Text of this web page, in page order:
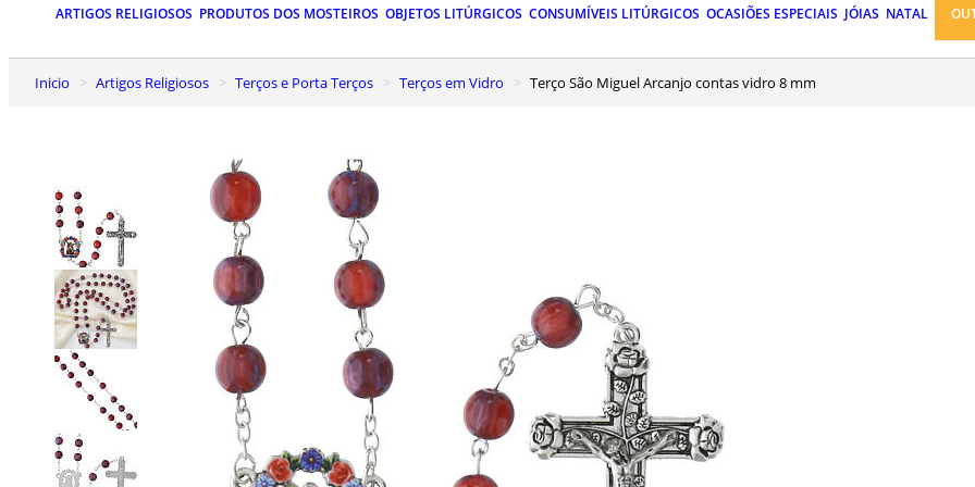
ARTIGOS RELIGIOSOS PRODUTOS DOS MOSTEIROS OBJETOS LITÚRGICOS CONSUMÍVEIS LITÚRGICOS OCASIÕES ESPECIAIS JÓIAS NATAL
Inicio Artigos Religiosos Terços e Porta Terços Terços em Vidro Terço São Miguel Arcanjo contas vidro 8 mm